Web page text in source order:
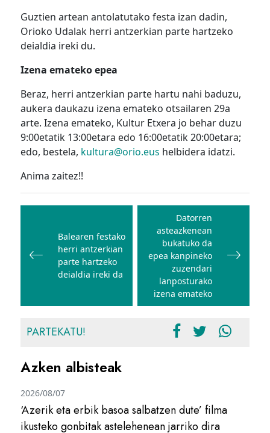
Guztien artean antolatutako festa izan dadin,
Orioko Udalak herri antzerkian parte hartzeko
deialdia ireki du.
Izena emateko epea
Beraz, herri antzerkian parte hartu nahi baduzu,
aukera daukazu izena emateko otsailaren 29a
arte. Izena emateko, Kultur Etxera jo behar duzu
9:00etatik 13:00etara edo 16:00etatik 20:00etara;
edo, bestela, kultura@orio.eus helbidera idatzi.
Anima zaitez!!
Bidalketetan
nabigatuBalearen festako
herri antzerkian
parte hartzeko
deialdia ireki da
Datorren
asteazkenean
bukatuko da
epea kanpineko
zuzendari
lanposturako
izena emateko
PARTEKATU!
Azken albisteak
‘Azerik eta erbik basoa salbatzen dute’ filma
ikusteko gonbitak astelehenean jarriko dira
2026/08/07